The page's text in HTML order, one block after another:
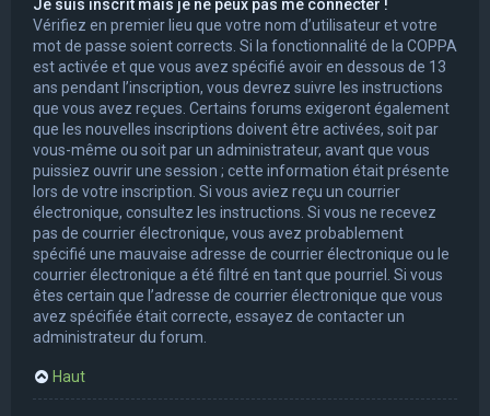
Je suis inscrit mais je ne peux pas me connecter !
Vérifiez en premier lieu que votre nom d’utilisateur et votre
mot de passe soient corrects. Si la fonctionnalité de la COPPA
est activée et que vous avez spécifié avoir en dessous de 13
ans pendant l’inscription, vous devrez suivre les instructions
que vous avez reçues. Certains forums exigeront également
que les nouvelles inscriptions doivent être activées, soit par
vous-même ou soit par un administrateur, avant que vous
puissiez ouvrir une session ; cette information était présente
lors de votre inscription. Si vous aviez reçu un courrier
électronique, consultez les instructions. Si vous ne recevez
pas de courrier électronique, vous avez probablement
spécifié une mauvaise adresse de courrier électronique ou le
courrier électronique a été filtré en tant que pourriel. Si vous
êtes certain que l’adresse de courrier électronique que vous
avez spécifiée était correcte, essayez de contacter un
administrateur du forum.
Haut